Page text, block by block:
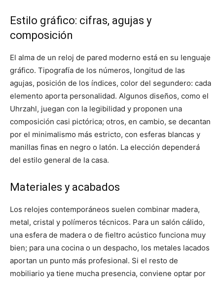
Estilo gráfico: cifras, agujas y
composición
El alma de un reloj de pared moderno está en su lenguaje
gráfico. Tipografía de los números, longitud de las
agujas, posición de los índices, color del segundero: cada
elemento aporta personalidad. Algunos diseños, como el
Uhrzahl, juegan con la legibilidad y proponen una
composición casi pictórica; otros, en cambio, se decantan
por el minimalismo más estricto, con esferas blancas y
manillas finas en negro o latón. La elección dependerá
del estilo general de la casa.
Materiales y acabados
Los relojes contemporáneos suelen combinar madera,
metal, cristal y polímeros técnicos. Para un salón cálido,
una esfera de madera o de fieltro acústico funciona muy
bien; para una cocina o un despacho, los metales lacados
aportan un punto más profesional. Si el resto de
mobiliario ya tiene mucha presencia, conviene optar por